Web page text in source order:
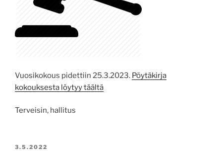
Vuosikokous pidettiin 25.3.2023. Pöytäkirja
kokouksesta löytyy täältä
Terveisin, hallitus
POSTED
3.5.2022